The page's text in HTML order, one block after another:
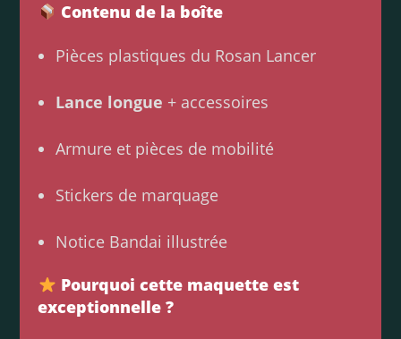
Contenu de la boîte
Pièces plastiques du Rosan Lancer
Lance longue + accessoires
Armure et pièces de mobilité
Stickers de marquage
Notice Bandai illustrée
Pourquoi cette maquette est
exceptionnelle ?